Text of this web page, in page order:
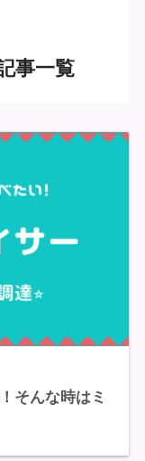
事一覧
そんな時はミ